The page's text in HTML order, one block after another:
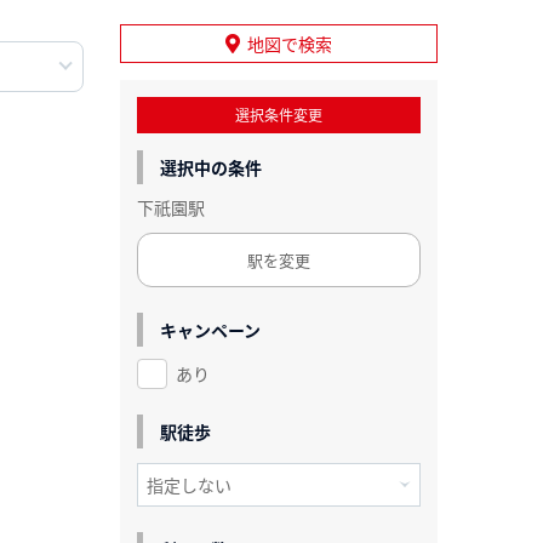
地図で検索
選択条件変更
選択中の条件
下祇園駅
駅を変更
キャンペーン
あり
駅徒歩